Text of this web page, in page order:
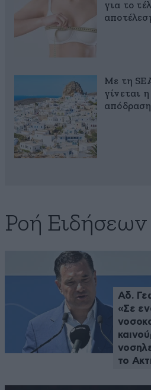
για το
Με τη
γίνεται
Ροή Ειδήσεων
Αδ.
«Σε
το